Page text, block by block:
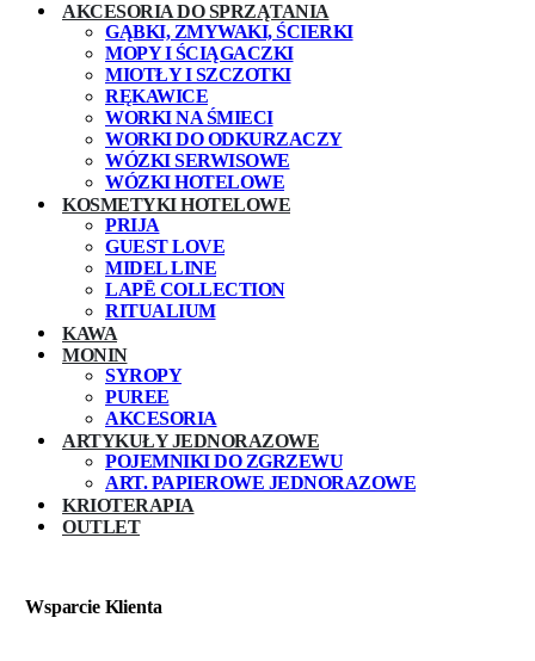
AKCESORIA DO SPRZĄTANIA
GĄBKI, ZMYWAKI, ŚCIERKI
MOPY I ŚCIĄGACZKI
MIOTŁY I SZCZOTKI
RĘKAWICE
WORKI NA ŚMIECI
WORKI DO ODKURZACZY
WÓZKI SERWISOWE
WÓZKI HOTELOWE
KOSMETYKI HOTELOWE
PRIJA
GUEST LOVE
MIDEL LINE
LAPĒ COLLECTION
RITUALIUM
KAWA
MONIN
SYROPY
PUREE
AKCESORIA
ARTYKUŁY JEDNORAZOWE
POJEMNIKI DO ZGRZEWU
ART. PAPIEROWE JEDNORAZOWE
KRIOTERAPIA
OUTLET
Wsparcie Klienta